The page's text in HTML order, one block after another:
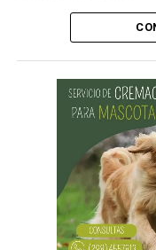
Desde Vialidad
próximas semanas,
reforzado con dos